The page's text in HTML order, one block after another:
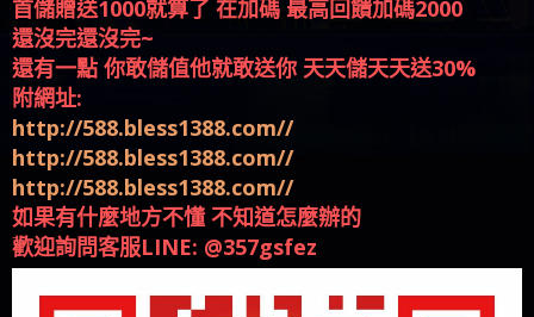
首儲贈送1000就算了 在加碼 最高回饋加碼2000
還沒完還沒完~
還有一點 你敢儲值他就敢送你 天天儲天天送30%
附網址:
http://588.bless1388.com//
http://588.bless1388.com//
http://588.bless1388.com//
如果有什麼地方不懂 不知道怎麼辦的
歡迎詢問客服LINE: @357gsfez